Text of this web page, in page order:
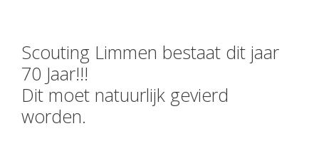
Scouting Limmen bestaat dit jaar
70 Jaar!!!
Dit moet natuurlijk gevierd
worden.